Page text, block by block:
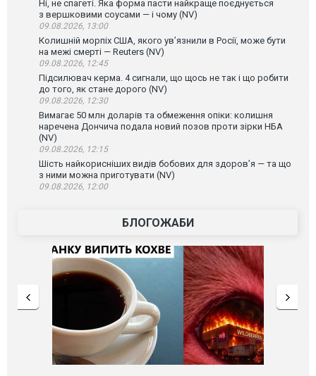
Ні, не спагеті. Яка форма пасти найкраще поєднується
з вершковими соусами — і чому (NV)
09.08.2026, 13:00
Колишній морпіх США, якого ув’язнили в Росії, може бути
на межі смерті — Reuters (NV)
09.08.2026, 12:45
Підсилювач керма. 4 сигнали, що щось не так і що робити
до того, як стане дорого (NV)
09.08.2026, 12:30
Вимагає 50 млн доларів та обмеження опіки: колишня
наречена Дончича подала новий позов проти зірки НБА
(NV)
09.08.2026, 12:15
Шість найкорисніших видів бобових для здоров’я — та що
з ними можна приготувати (NV)
09.08.2026, 12:00
БЛОГОЖАБИ